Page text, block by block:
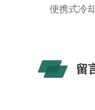
便携式冷
留